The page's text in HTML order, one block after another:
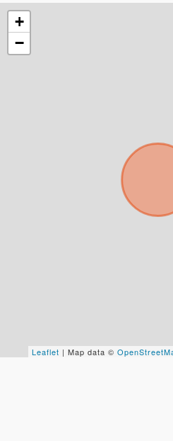
+
−
Leaflet | Map data ©
Continuar